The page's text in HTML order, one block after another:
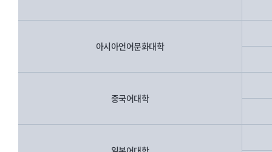
아시아언어문화대학
중국어대학